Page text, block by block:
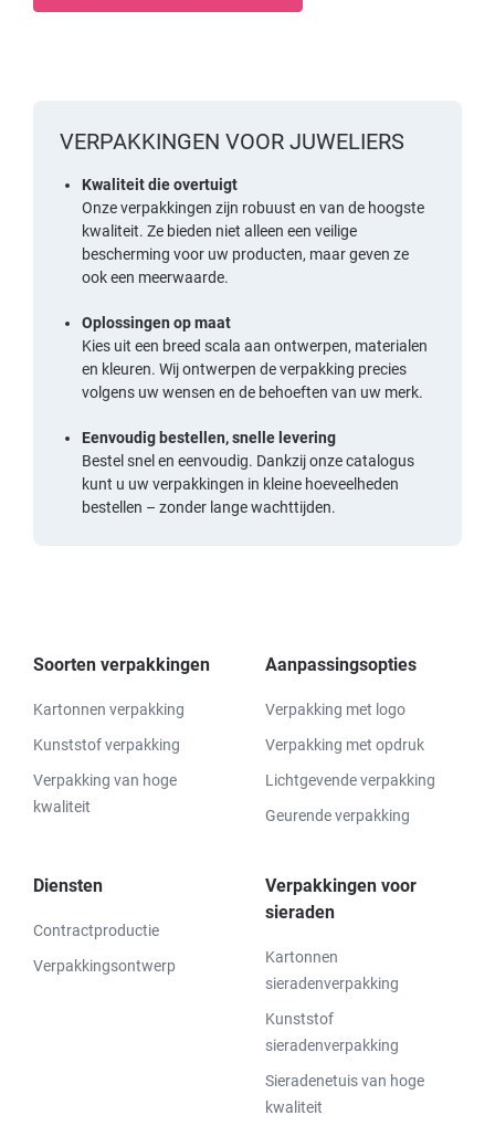
VERPAKKINGEN VOOR JUWELIERS
Kwaliteit die overtuigt
Onze verpakkingen zijn robuust en van de hoogste
kwaliteit. Ze bieden niet alleen een veilige
bescherming voor uw producten, maar geven ze
ook een meerwaarde.
Oplossingen op maat
Kies uit een breed scala aan ontwerpen, materialen
en kleuren. Wij ontwerpen de verpakking precies
volgens uw wensen en de behoeften van uw merk.
Eenvoudig bestellen, snelle levering
Bestel snel en eenvoudig. Dankzij onze catalogus
kunt u uw verpakkingen in kleine hoeveelheden
bestellen – zonder lange wachttijden.
Soorten verpakkingen
Kartonnen verpakking
Kunststof verpakking
Verpakking van hoge
kwaliteit
Aanpassingsopties
Verpakking met logo
Verpakking met opdruk
Lichtgevende verpakking
Geurende verpakking
Diensten
Contractproductie
Verpakkingsontwerp
Verpakkingen voor
sieraden
Kartonnen
sieradenverpakking
Kunststof
sieradenverpakking
Sieradenetuis van hoge
kwaliteit